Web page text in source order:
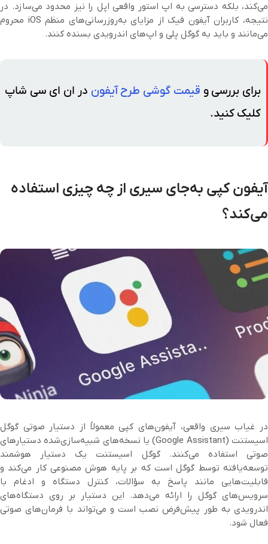
می‌کند، بلکه دسترسی به اپ استور واقعی اپل را نیز محدود می‌سازد. در
نتیجه، کاربران آیفون فیک از مزایای به‌روزرسانی‌های منظم iOS محروم
می‌مانند و باید به گوگل پلی و اپ‌های اندرویدی بسنده کنند.
برای بررسی و قیمت گوشی طرح آیفون در ان ای سی شاپ
کلیک کنید.
آیفون کپی به‌جای سیری از چه چیزی استفاده
می‌کند؟
در غیاب سیری واقعی، آیفون‌های کپی معمولاً از دستیار صوتی گوگل
اسیستنت (Google Assistant) یا نسخه‌های شبیه‌سازی‌شده دستیارهای
صوتی استفاده می‌کنند. گوگل اسیستنت یک دستیار هوشمند
توسعه‌یافته توسط گوگل است که بر پایه هوش مصنوعی کار می‌کند و
قابلیت‌هایی مانند پاسخ به سؤالات، کنترل دستگاه و ادغام با
سرویس‌های گوگل را ارائه می‌دهد. این دستیار بر روی دستگاه‌های
اندرویدی به طور پیش‌فرض نصب است و می‌تواند با فرمان‌های صوتی
فعال شود.